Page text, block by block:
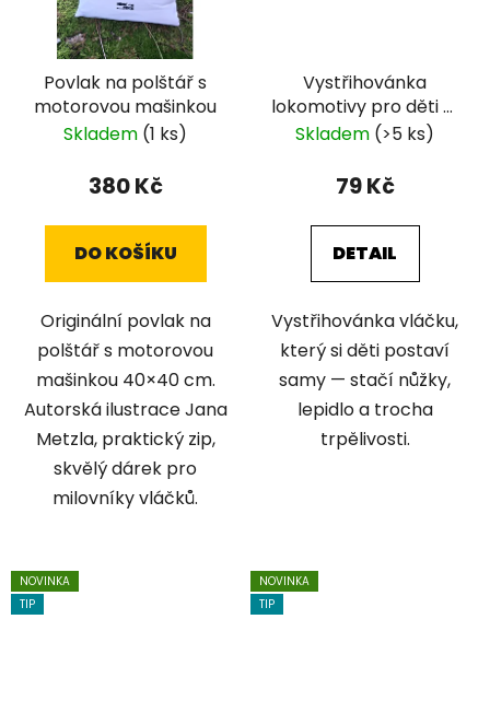
Povlak na polštář s
motorovou mašinkou
Skladem (1 ks)
380 Kč
DO KOŠÍKU
Originální povlak na
polštář s motorovou
mašinkou 40×40 cm.
Autorská ilustrace Jana
Metzla, praktický zip,
skvělý dárek pro
milovníky vláčků.
Vystřihovánka
lokomotivy pro děti —
PDF ke stažení
Skladem (>5 ks)
79 Kč
DETAIL
Vystřihovánka vláčku,
který si děti postaví
samy — stačí nůžky,
lepidlo a trocha
trpělivosti.
NOVINKA
TIP
NOVINKA
TIP